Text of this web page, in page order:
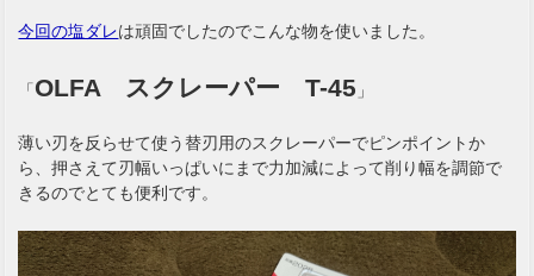
今回の塩ダレは頑固でしたのでこんな物を使いました。
「OLFA スクレーパー T-45 」
薄い刃を反らせて使う替刃用のスクレーパーでピンポイントか
ら、押さえて刃幅いっぱいにまで力加減によって削り幅を調節で
きるのでとても便利です。